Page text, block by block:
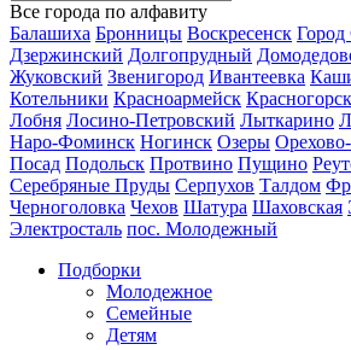
Все города по алфавиту
Балашиха Бронницы Воскресенск Город
Дзержинский Долгопрудный
Жуковский Звенигород Ивантеевка
Котельники Красноармейск Красногорск
Лобня Лосино-Петровский Лыткарино
Наро-Фоминск Ногинск Озеры
Посад Подольск Протвино Пущино
Серебряные Пруды Серпухов Талдом
Черноголовка Чехов Шатура Шаховская
Электросталь пос. Молодежный
Подборки
Молодежное
Семейные
Детям